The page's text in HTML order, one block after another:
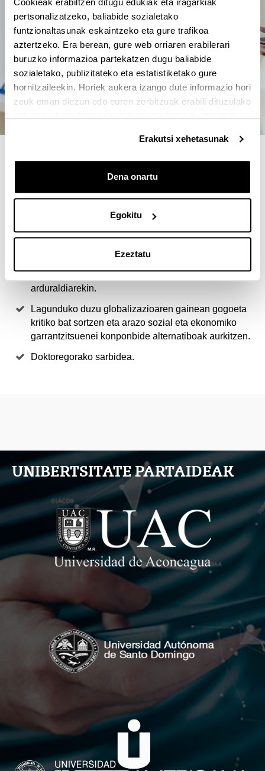
Cookieak erabiltzen ditugu edukiak eta iragarkiak
pertsonalizatzeko, baliabide sozialetako
funtzionaltasunak eskaintzeko eta gure trafikoa
aztertzeko. Era berean, gure web orriaren erabilerari
buruzko informazioa partekatzen dugu baliabide
sozialetako, publizitateko eta estatistiketako gure
hornitzaileekin. Horiek aukera izango dute informazio hori
zeuk eman diezun edo euren zerbitzuak erabili dituzulako
Erakutsi xehetasunak
Dena onartu
Egokitu
Ezeztatu
AUKERATZEKO
adituak masterraren hainbat arlotan.
Aurrez aurreko prestakuntza Latinoamerikako
Ikasteko ordutegia bateragarria izango da lan
arduraldiarekin.
Lagunduko duzu globalizazioaren gainean gogoeta
kritiko bat sortzen eta arazo sozial eta ekonomiko
garrantzitsuenei konponbide alternatiboak aurkitzen.
Doktoregorako sarbidea.
UNIBERTSITATE PARTAIDEAK